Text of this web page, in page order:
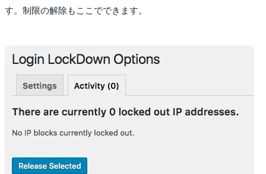
す。制限の解除もここでできます。